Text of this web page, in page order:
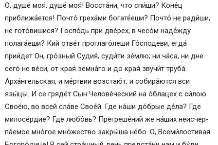
О, душе́ моя́, душе́ моя́! Восста́ни, что спи́ши? Ко­не́ц
приближа́ется! Почто́ греха́ми богате́еши? Почто́ не ради́ши,
не гото́вишися? Гос­по́дь при две́рех, в чесо́м на­де́ж­ду
полага́еши? Кий отве́т проглаго́леши Го́сподеви, ег­да́
прии́дет Он, гро́зный Судия́, су­ди́­ти зе́м­лю; ни ча́са, ни дне
се­го́ не ве́­си, от края́ зем­на́­го и до края́ звучи́т труба́
Арха́нгельская, и ме́ртвии воз­ста­ю́т, и собира́ются вси
язы́цы. И се гряде́т Сын Челове́ческий на о́блацех с си́­лою
Свое́ю, во всей сла́­ве Свое́й. Где на́ши до́брые де́ла? Где
ми­ло­се́р­дие? Где лю­бо́вь? Пре­гре­ше́­ний же на́­ших не­ис­чер­
па́е­мое мно́гое мно́­жест­во закры́ша не́­бо. О, Все­ми́­лос­ти­вая